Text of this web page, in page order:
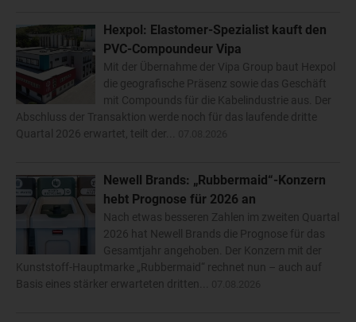
Hexpol: Elastomer-Spezialist kauft den
PVC-Compoundeur Vipa
Mit der Übernahme der Vipa Group baut Hexpol
die geografische Präsenz sowie das Geschäft
mit Compounds für die Kabelindustrie aus. Der
Abschluss der Transaktion werde noch für das laufende dritte
Quartal 2026 erwartet, teilt der...
Newell Brands: „Rubbermaid“-Konzern
hebt Prognose für 2026 an
Nach etwas besseren Zahlen im zweiten Quartal
2026 hat Newell Brands die Prognose für das
Gesamtjahr angehoben. Der Konzern mit der
Kunststoff-Hauptmarke „Rubbermaid“ rechnet nun – auch auf
Basis eines stärker erwarteten dritten...